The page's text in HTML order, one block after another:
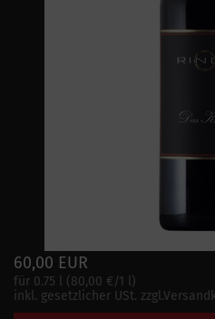
60,00 EUR
für 0.75 l (80,00 €/1 l)
inkl. gesetzlicher USt.